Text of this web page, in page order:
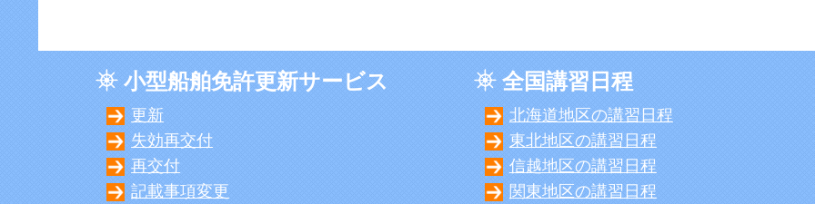
小型船舶免許更新サービス
更新
失効再交付
再交付
記載事項変更
全国講習日程
北海道地区の講習日程
東北地区の講習日程
信越地区の講習日程
関東地区の講習日程